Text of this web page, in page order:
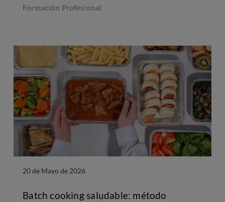
Formación Profesional
20 de Mayo de 2026
Batch cooking saludable: método